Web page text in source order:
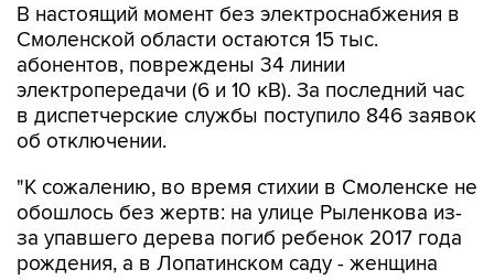
В настоящий момент без электроснабжения в
Смоленской области остаются 15 тыс.
абонентов, повреждены 34 линии
электропередачи (6 и 10 кВ). За последний час
в диспетчерские службы поступило 846 заявок
об отключении.
"К сожалению, во время стихии в Смоленске не
обошлось без жертв: на улице Рыленкова из-
за упавшего дерева погиб ребенок 2017 года
рождения, а в Лопатинском саду - женщина